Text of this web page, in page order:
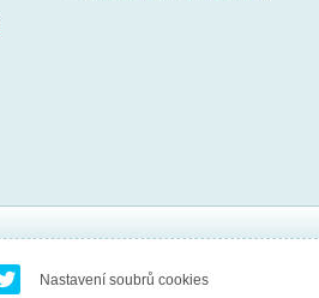
Nastavení soubrů cookies